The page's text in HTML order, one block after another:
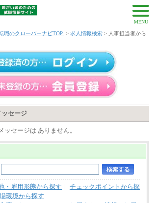
MENU
職のクローバーナビTOP > 求人情報検索 > 人事担当者から
ッセージ
ッセージは ありません。
・雇用形態から探す ｜ チェックポイントから探
環境から探す